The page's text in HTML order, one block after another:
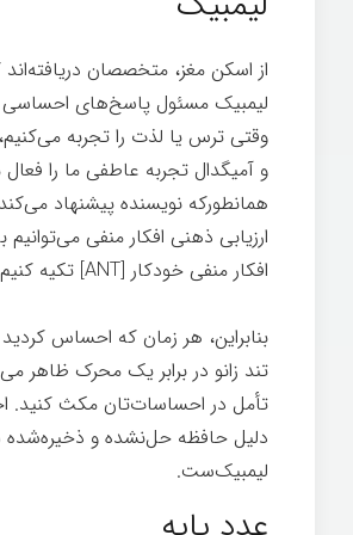
از اسکن مغز، متخصصان
لیمبیک مسئول پاسخ‌های
وقتی ترس یا لذت را تجربه
و آمیگدال تجربه عاطفی ما را
همانطورکه نویسنده پیشنهاد
ارزیابی ذهنی افکار منفی می‌توانیم
افکار منفی خودکار [ANT] تکیه کنیم.
بنابراین، هر زمان که احساس
تند زانو در برابر یک محرک ظاهر
تأمل در احساسات‌تان مکث کنید.
دلیل حافظه حل‌نشده و
لیمبیک‌ست.